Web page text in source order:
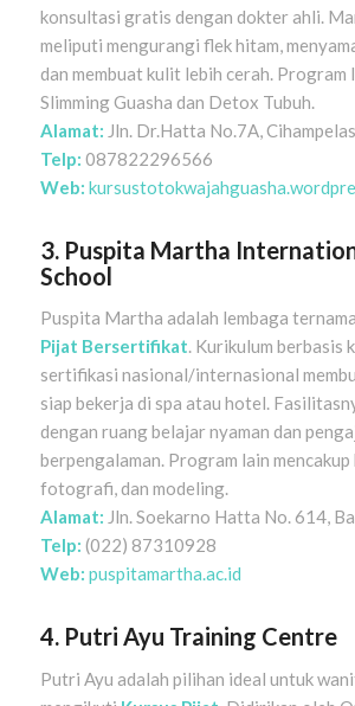
konsultasi gratis dengan dokter ahli.
meliputi mengurangi flek hitam,
dan membuat kulit lebih cerah. Program
Slimming Guasha dan Detox Tubuh.
Alamat: Jln. Dr.Hatta No.7A,
Telp: 087822296566
Web:
3. Puspita Martha
School
Puspita Martha adalah lembaga
Pijat Bersertifikat. Kurikulum berbasis
sertifikasi nasional/internasional
siap bekerja di spa atau hotel.
dengan ruang belajar nyaman dan
berpengalaman. Program lain mencakup
fotografi, dan modeling.
Alamat: Jln. Soekarno Hatta No. 614,
Telp: (022) 87310928
Web: puspitamartha.ac.id
4. Putri Ayu Training Centre
Putri Ayu adalah pilihan ideal untuk